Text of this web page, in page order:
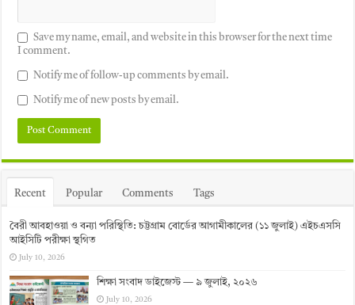
Save my name, email, and website in this browser for the next time
I comment.
Notify me of follow-up comments by email.
Notify me of new posts by email.
Recent Popular Comments Tags
বৈরী আবহাওয়া ও বন্যা পরিস্থিতি: চট্টগ্রাম বোর্ডের আগামীকালের (১১ জুলাই) এইচএসসি
আইসিটি পরীক্ষা স্থগিত
July 10, 2026
শিক্ষা সংবাদ ডাইজেস্ট — ৯ জুলাই, ২০২৬
July 10, 2026